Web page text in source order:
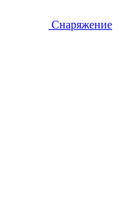
Снаряжение